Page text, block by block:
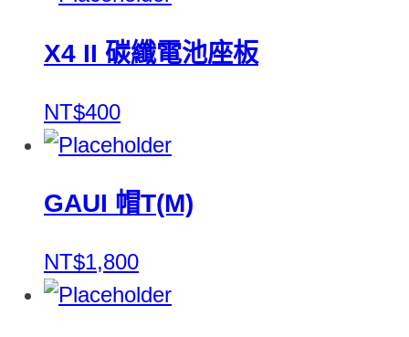
X4 II 碳纖電池座板
NT$400
GAUI 帽T(M)
NT$1,800